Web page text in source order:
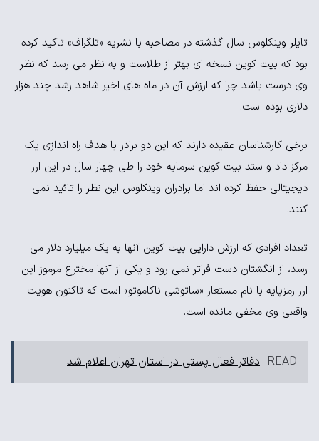
تایلر وینکلوس سال گذشته در مصاحبه با نشریه «تلگراف» تاکید کرده
بود که بیت کوین نسخه ای بهتر از طلاست و به نظر می رسد که نظر
وی درست باشد چرا که ارزش آن در ماه های اخیر شاهد رشد چند هزار
دلاری بوده است.
برخی کارشناسان عقیده دارند که این دو برادر با هدف راه اندازی یک
مرکز داد و ستد بیت کوین سرمایه خود را طی چهار سال در این ارز
دیجیتالی حفظ کرده اند اما برادران وینکلوس این نظر را تائید نمی
کنند.
تعداد افرادی که ارزش دارایی بیت کوین آنها به یک میلیارد دلار می
رسد، از انگشتان دست فراتر نمی رود و یکی از آنها مخترع مرموز این
ارز رمزپایه با نام مستعار «ساتوشی ناکاموتو» است که تاکنون هویت
واقعی وی مخفی مانده است.
READ دفاتر فعال پستی در استان تهران اعلام شد